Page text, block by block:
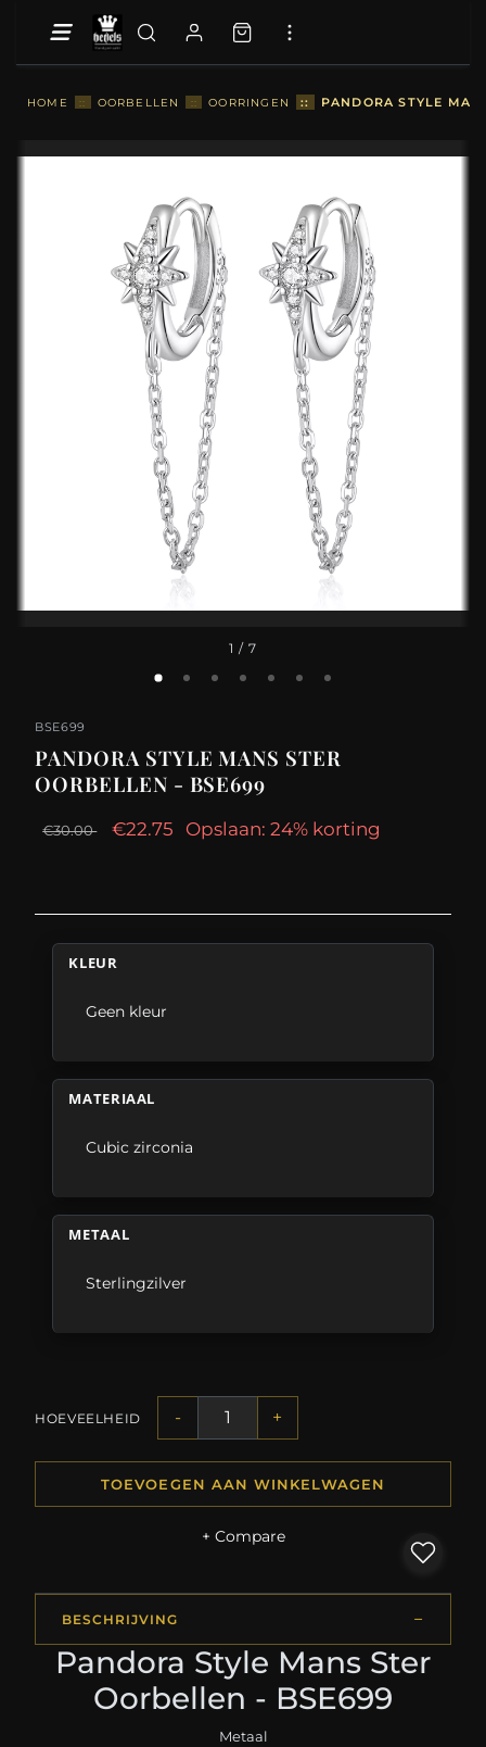
HOME :: OORBELLEN :: OORRINGEN :: PANDORA STYLE
1 / 7
BSE699
PANDORA STYLE MANS STER
OORBELLEN - BSE699
€30.00 €22.75 Opslaan: 24% korting
KLEUR
Geen kleur
MATERIAAL
Cubic zirconia
METAAL
Sterlingzilver
HOEVEELHEID - +
TOEVOEGEN AAN WINKELWAGEN
+ Compare
BESCHRIJVING
Pandora Style Mans Ster
Oorbellen - BSE699
Metaal